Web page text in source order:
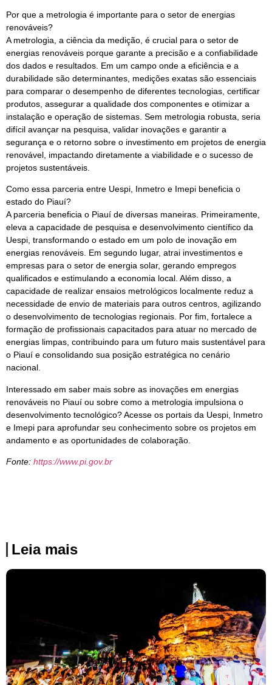
Por que a metrologia é importante para o setor de energias
renováveis?
A metrologia, a ciência da medição, é crucial para o setor de
energias renováveis porque garante a precisão e a confiabilidade
dos dados e resultados. Em um campo onde a eficiência e a
durabilidade são determinantes, medições exatas são essenciais
para comparar o desempenho de diferentes tecnologias, certificar
produtos, assegurar a qualidade dos componentes e otimizar a
instalação e operação de sistemas. Sem metrologia robusta, seria
difícil avançar na pesquisa, validar inovações e garantir a
segurança e o retorno sobre o investimento em projetos de energia
renovável, impactando diretamente a viabilidade e o sucesso de
projetos sustentáveis.
Como essa parceria entre Uespi, Inmetro e Imepi beneficia o
estado do Piauí?
A parceria beneficia o Piauí de diversas maneiras. Primeiramente,
eleva a capacidade de pesquisa e desenvolvimento científico da
Uespi, transformando o estado em um polo de inovação em
energias renováveis. Em segundo lugar, atrai investimentos e
empresas para o setor de energia solar, gerando empregos
qualificados e estimulando a economia local. Além disso, a
capacidade de realizar ensaios metrológicos localmente reduz a
necessidade de envio de materiais para outros centros, agilizando
o desenvolvimento de tecnologias regionais. Por fim, fortalece a
formação de profissionais capacitados para atuar no mercado de
energias limpas, contribuindo para um futuro mais sustentável para
o Piauí e consolidando sua posição estratégica no cenário
nacional.
Interessado em saber mais sobre as inovações em energias
renováveis no Piauí ou sobre como a metrologia impulsiona o
desenvolvimento tecnológico? Acesse os portais da Uespi, Inmetro
e Imepi para aprofundar seu conhecimento sobre os projetos em
andamento e as oportunidades de colaboração.
Fonte: https://www.pi.gov.br
Leia mais